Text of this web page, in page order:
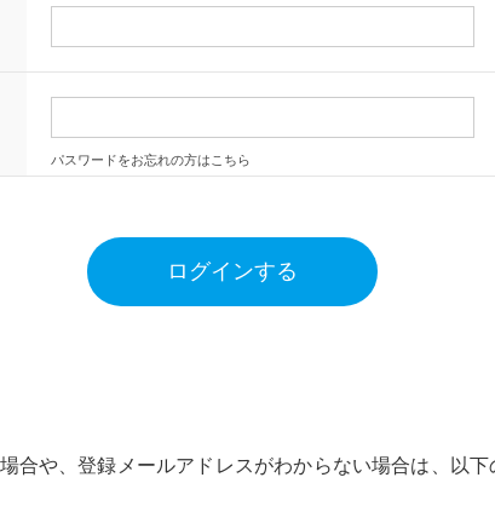
パスワードをお忘れの方はこちら
合や、登録メールアドレスがわからない場合は、以